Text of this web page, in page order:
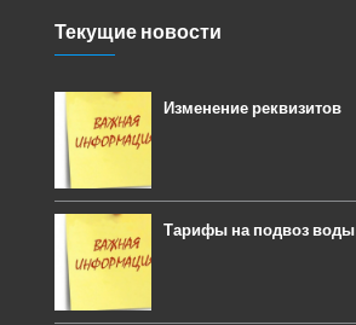
Текущие новости
Изменение реквизитов
Тарифы на подвоз воды